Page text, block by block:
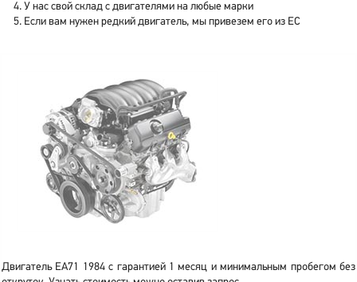
У нас свой склад с двигателями на любые марки
Если вам нужен редкий двигатель, мы привезем его из ЕС
Двигатель EA71 1984 с гарантией 1 месяц и минимальным пробегом без